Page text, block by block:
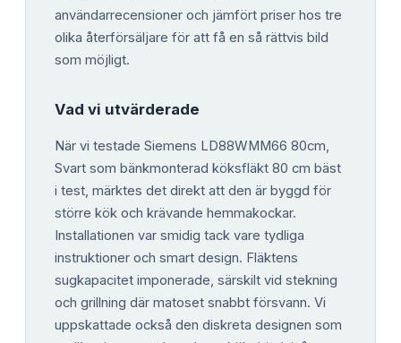
användarrecensioner och jämfört priser hos tre
olika återförsäljare för att få en så rättvis bild
som möjligt.
Vad vi utvärderade
När vi testade Siemens LD88WMM66 80cm,
Svart som bänkmonterad köksfläkt 80 cm bäst
i test, märktes det direkt att den är byggd för
större kök och krävande hemmakockar.
Installationen var smidig tack vare tydliga
instruktioner och smart design. Fläktens
sugkapacitet imponerade, särskilt vid stekning
och grillning där matoset snabbt försvann. Vi
uppskattade också den diskreta designen som